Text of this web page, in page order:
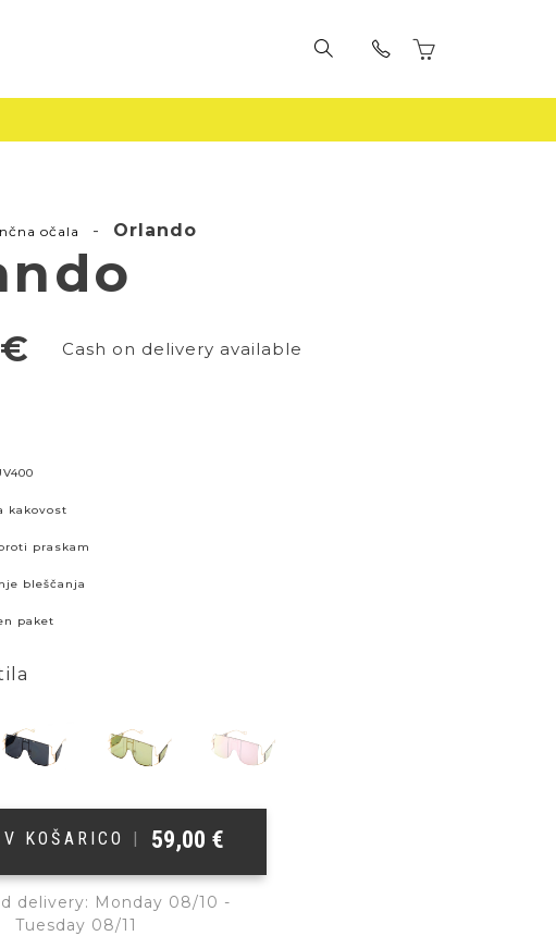
očala - Orlando
€ Cash on delivery available
kakovost
proti praskam
bleščanja
paket
KOŠARICO | 59,00 €
delivery: Monday 08/10 -
Tuesday 08/11